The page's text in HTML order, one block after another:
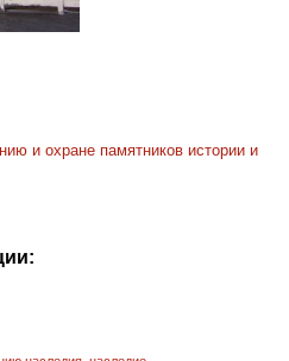
и охране памятников истории и